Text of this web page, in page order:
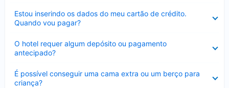
Estou inserindo os dados do meu cartão de crédito.
Quando vou pagar?
O hotel requer algum depósito ou pagamento
antecipado?
É possível conseguir uma cama extra ou um berço para
criança?
Contraído